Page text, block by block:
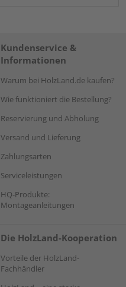
Kundenservice &
Informationen
Warum bei HolzLand.de kaufen?
Wie funktioniert die Bestellung?
Reservierung und Abholung
Versand und Lieferung
Zahlungsarten
Serviceleistungen
HQ-Produkte:
Montageanleitungen
Die HolzLand-Kooperation
Vorteile der HolzLand-
Fachhändler